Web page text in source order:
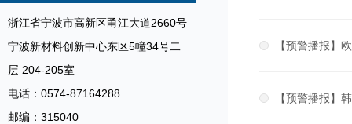
浙江省宁波市高新区甬江大道2660号
宁波新材料创新中心东区5幢34号二
层 204-205室
电话：0574-87164288
邮编：315040
【预警播报】
【预警播报】